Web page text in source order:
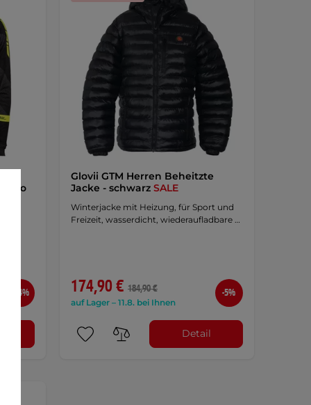
fluo
-14%
Glovii GTM Herren Beheitzte
Jacke - schwarz SALE
Winterjacke mit Heizung, für Sport und
Freizeit, wasserdicht, wiederaufladbare …
174,90 € 184,90 €
auf Lager – 11.8. bei Ihnen
-5%
Detail